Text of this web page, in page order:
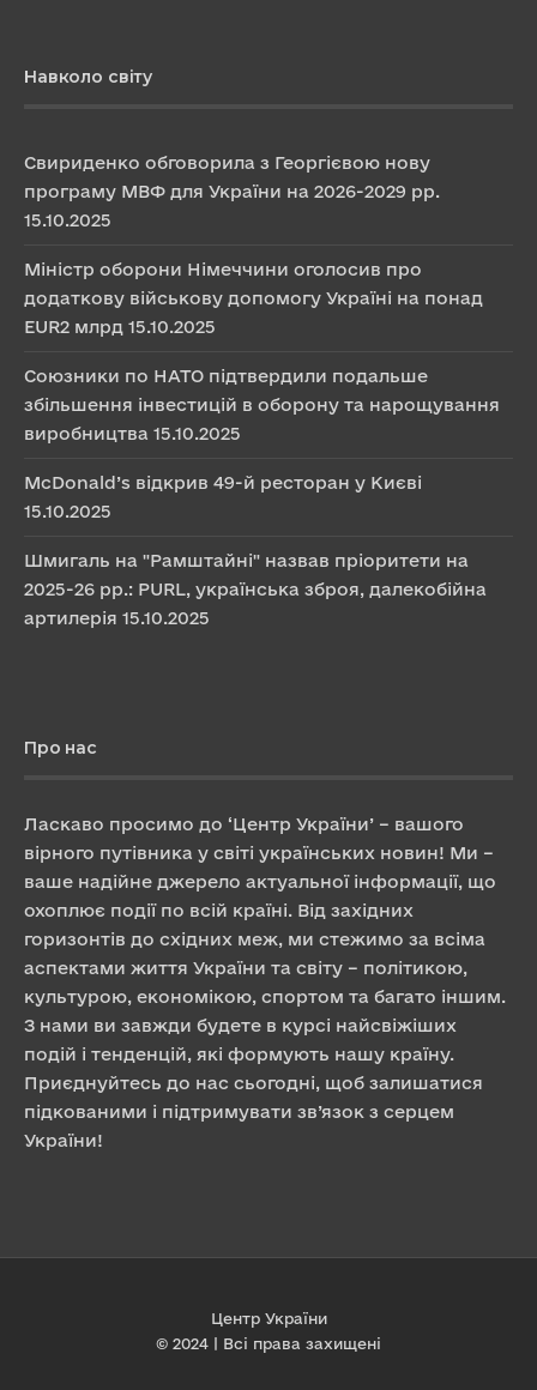
Навколо світу
Свириденко обговорила з Георгієвою нову
програму МВФ для України на 2026-2029 рр.
15.10.2025
Міністр оборони Німеччини оголосив про
додаткову військову допомогу Україні на понад
EUR2 млрд 15.10.2025
Союзники по НАТО підтвердили подальше
збільшення інвестицій в оборону та нарощування
виробництва 15.10.2025
McDonald’s відкрив 49-й ресторан у Києві
15.10.2025
Шмигаль на "Рамштайні" назвав пріоритети на
2025-26 рр.: PURL, українська зброя, далекобійна
артилерія 15.10.2025
Про нас
Ласкаво просимо до ‘Центр України’ – вашого
вірного путівника у світі українських новин! Ми –
ваше надійне джерело актуальної інформації, що
охоплює події по всій країні. Від західних
горизонтів до східних меж, ми стежимо за всіма
аспектами життя України та світу – політикою,
культурою, економікою, спортом та багато іншим.
З нами ви завжди будете в курсі найсвіжіших
подій і тенденцій, які формують нашу країну.
Приєднуйтесь до нас сьогодні, щоб залишатися
підкованими і підтримувати зв’язок з серцем
України!
Центр України
© 2024 | Всі права захищені